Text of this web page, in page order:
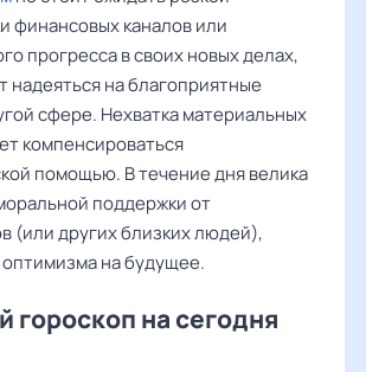
финансовых каналов или
прогресса в своих новых делах,
надеяться на благоприятные
сфере. Нехватка материальных
компенсироваться
помощью. В течение дня велика
поддержки от
(или других близких людей),
на будущее.
на сегодня